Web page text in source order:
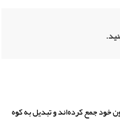
خود جمع کرده‌اند و تبدیل به کوه